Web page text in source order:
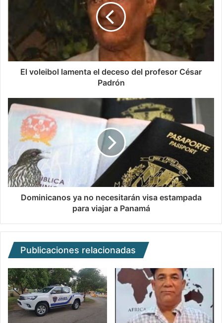
El voleibol lamenta el deceso del profesor César
Padrón
Dominicanos ya no necesitarán visa estampada
para viajar a Panamá
Publicaciones relacionadas